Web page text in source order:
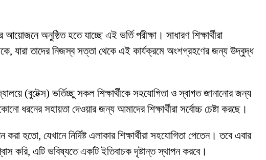
অনুষ্ঠিত হতে যাচ্ছে এই ভর্তি পরীক্ষা। সাধারণ শিক্ষার্থীরা
যারা তাদের নিজস্ব সত্তা থেকে এই কার্যক্রমে অংশগ্রহণের জন্য উদ্বুদ্ধ
(বুটেক্স) ভর্তিচ্ছু সকল শিক্ষার্থীকে সহযোগিতা ও স্বাগত জানানোর জন্য
ধরনের সহায়তা দেওয়ার জন্য আমাদের শিক্ষার্থীরা সর্বোচ্চ চেষ্টা করছে।
যেখানে নির্দিষ্ট এলাকার শিক্ষার্থীরা সহযোগিতা পেতেন। তবে এবার
করি, এটি ভবিষ্যতে একটি ইতিবাচক দৃষ্টান্ত স্থাপন করবে।